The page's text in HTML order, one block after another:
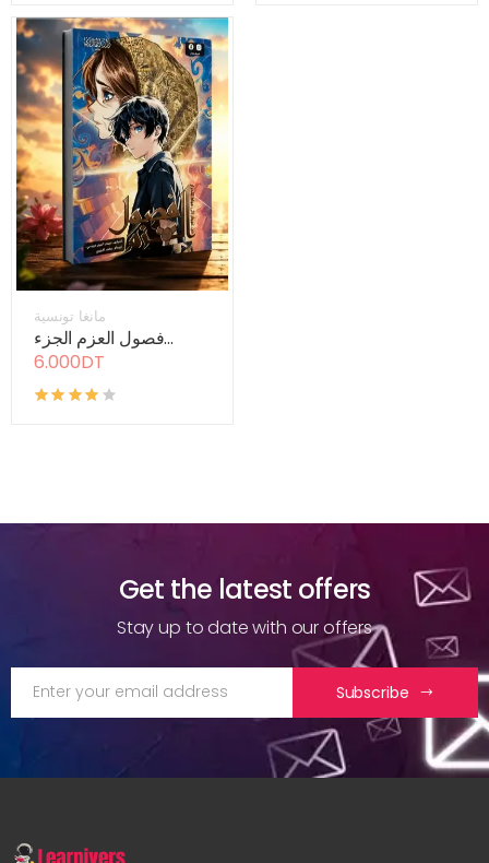
مانغا تونسية
فصول العزم الجزء...
6.000DT
Get the latest offers
Stay up to date with our offers
Subscribe